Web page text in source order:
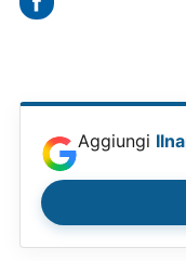
Aggiungi